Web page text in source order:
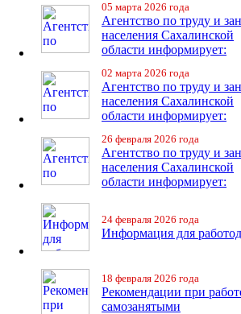
05 марта 2026 года
Агентство по труду и
населения Сахалинской
области информирует:
02 марта 2026 года
Агентство по труду и
населения Сахалинской
области информирует:
26 февраля 2026 года
Агентство по труду и
населения Сахалинской
области информирует:
24 февраля 2026 года
Информация для
18 февраля 2026 года
Рекомендации при
самозанятыми